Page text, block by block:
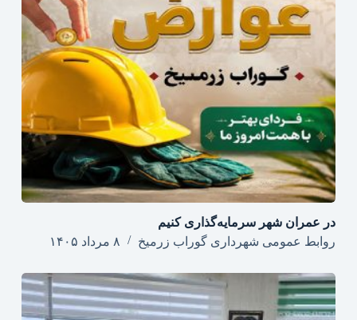
در عمران شهر سرمایه‌گذاری کنیم
روابط عمومی شهرداری گوراب زرمیخ
۸ مرداد ۱۴۰۵